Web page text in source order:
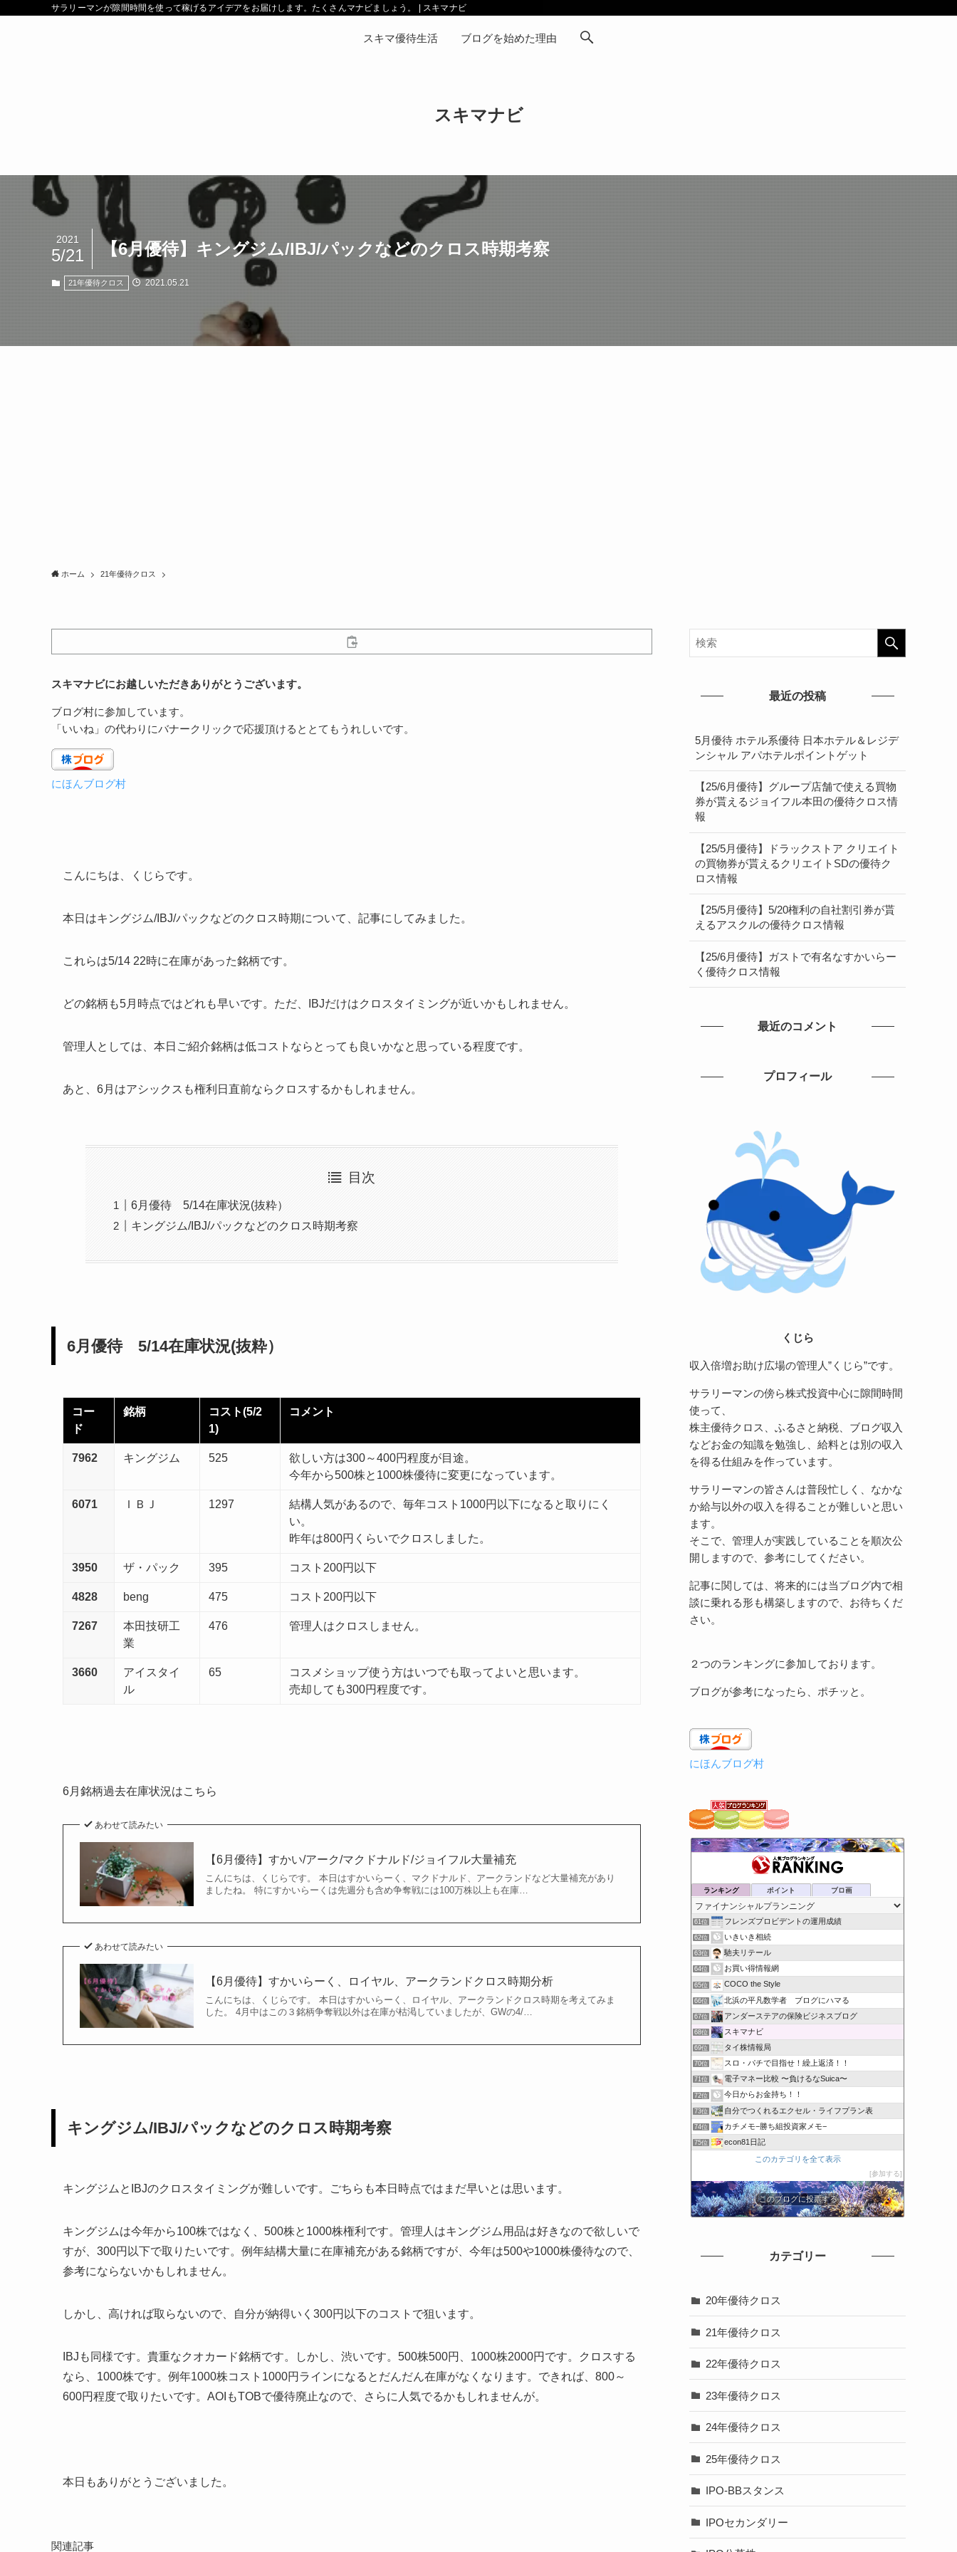
サラリーマンが隙間時間を使って稼げるアイデアをお届けします。たくさんマナビましょう。 | スキマナビ
スキマナビ
スキマ優待生活 ブログを始めた理由
【6月優待】キングジム/IBJ/パックなどのクロス時期考察
2021
5/21
21年優待クロス 2021.05.21
ホーム 21年優待クロス
スキマナビにお越しいただきありがとうございます。
ブログ村に参加しています。
「いいね」の代わりにバナークリックで応援頂けるととてもうれしいです。
にほんブログ村
こんにちは、くじらです。
本日はキングジム/IBJ/パックなどのクロス時期について、記事にしてみました。
これらは5/14 22時に在庫があった銘柄です。
どの銘柄も5月時点ではどれも早いです。ただ、IBJだけはクロスタイミングが近いかもしれません。
管理人としては、本日ご紹介銘柄は低コストならとっても良いかなと思っている程度です。
あと、6月はアシックスも権利日直前ならクロスするかもしれません。
目次
6月優待 5/14在庫状況(抜粋）
キングジム/IBJ/パックなどのクロス時期考察
6月優待 5/14在庫状況(抜粋）
コー
ド
銘柄
コスト(5/2
1)
コメント
7962 キングジム 525
欲しい方は300～400円程度が目途。
今年から500株と1000株優待に変更になっています。
6071 ＩＢＪ 1297
結構人気があるので、毎年コスト1000円以下になると取りにく
い。
昨年は800円くらいでクロスしました。
3950 ザ・パック 395 コスト200円以下
4828 beng 475 コスト200円以下
7267
本田技研工
業
476 管理人はクロスしません。
3660
アイスタイ
ル
65
コスメショップ使う方はいつでも取ってよいと思います。
売却しても300円程度です。
6月銘柄過去在庫状況はこちら
あわせて読みたい
【6月優待】すかい/アーク/マクドナルド/ジョイフル大量補充
こんにちは、くじらです。 本日はすかいらーく、マクドナルド、アークランドなど大量補充があり
ましたね。 特にすかいらーくは先週分も含め争奪戦には100万株以上も在庫…
あわせて読みたい
【6月優待】すかいらーく、ロイヤル、アークランドクロス時期分析
こんにちは、くじらです。 本日はすかいらーく、ロイヤル、アークランドクロス時期を考えてみま
した。 4月中はこの３銘柄争奪戦以外は在庫が枯渇していましたが、GWの4/…
キングジム/IBJ/パックなどのクロス時期考察
キングジムとIBJのクロスタイミングが難しいです。ごちらも本日時点ではまだ早いとは思います。
キングジムは今年から100株ではなく、500株と1000株権利です。管理人はキングジム用品は好きなので欲しいで
すが、300円以下で取りたいです。例年結構大量に在庫補充がある銘柄ですが、今年は500や1000株優待なので、
参考にならないかもしれません。
しかし、高ければ取らないので、自分が納得いく300円以下のコストで狙います。
IBJも同様です。貴重なクオカード銘柄です。しかし、渋いです。500株500円、1000株2000円です。クロスする
なら、1000株です。例年1000株コスト1000円ラインになるとだんだん在庫がなくなります。できれば、800～
600円程度で取りたいです。AOIもTOBで優待廃止なので、さらに人気でるかもしれませんが。
本日もありがとうございました。
関連記事
最近の投稿
5月優待 ホテル系優待 日本ホテル＆レジデ
ンシャル アパホテルポイントゲット
【25/6月優待】グループ店舗で使える買物
券が貰えるジョイフル本田の優待クロス情
報
【25/5月優待】ドラックストア クリエイト
の買物券が貰えるクリエイトSDの優待ク
ロス情報
【25/5月優待】5/20権利の自社割引券が貰
えるアスクルの優待クロス情報
【25/6月優待】ガストで有名なすかいらー
く優待クロス情報
最近のコメント
プロフィール
くじら
収入倍増お助け広場の管理人”くじら”です。
サラリーマンの傍ら株式投資中心に隙間時間
使って、
株主優待クロス、ふるさと納税、ブログ収入
などお金の知識を勉強し、給料とは別の収入
を得る仕組みを作っています。
サラリーマンの皆さんは普段忙しく、なかな
か給与以外の収入を得ることが難しいと思い
ます。
そこで、管理人が実践していることを順次公
開しますので、参考にしてください。
記事に関しては、将来的には当ブログ内で相
談に乗れる形も構築しますので、お待ちくだ
さい。
２つのランキングに参加しております。
ブログが参考になったら、ポチッと。
にほんブログ村
ランキング ポイント ブロ画
61位 フレンズプロビデントの運用成績
62位 いきいき相続
63位 馳夫リテール
64位 お買い得情報網
65位 COCO the Style
66位 北浜の平凡数学者 ブログにハマる
67位 アンダーステアの保険ビジネスブログ
68位 スキマナビ
69位 タイ株情報局
70位 スロ・パチで目指せ！繰上返済！！
71位 電子マネー比較 〜負けるなSuica〜
72位 今日からお金持ち！！
73位 自分でつくれるエクセル・ライフプラン表
74位 カチメモ−勝ち組投資家メモ−
75位 econ81日記
このカテゴリを全て表示
参加する
このブログに投票する
カテゴリー
20年優待クロス
21年優待クロス
22年優待クロス
23年優待クロス
24年優待クロス
25年優待クロス
IPO-BBスタンス
IPOセカンダリー